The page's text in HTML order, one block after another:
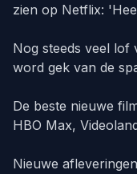
zien op Netflix:
Nog steeds veel lof
word gek van de
De beste nieuwe
HBO Max,
Nieuwe